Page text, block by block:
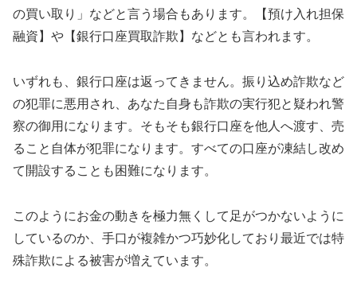
の買い取り」などと言う場合もあります。【預け入れ担保
融資】や【銀行口座買取詐欺】などとも言われます。
いずれも、銀行口座は返ってきません。振り込め詐欺など
の犯罪に悪用され、あなた自身も詐欺の実行犯と疑われ警
察の御用になります。そもそも銀行口座を他人へ渡す、売
ること自体が犯罪になります。すべての口座が凍結し改め
て開設することも困難になります。
このようにお金の動きを極力無くして足がつかないように
しているのか、手口が複雑かつ巧妙化しており最近では特
殊詐欺による被害が増えています。